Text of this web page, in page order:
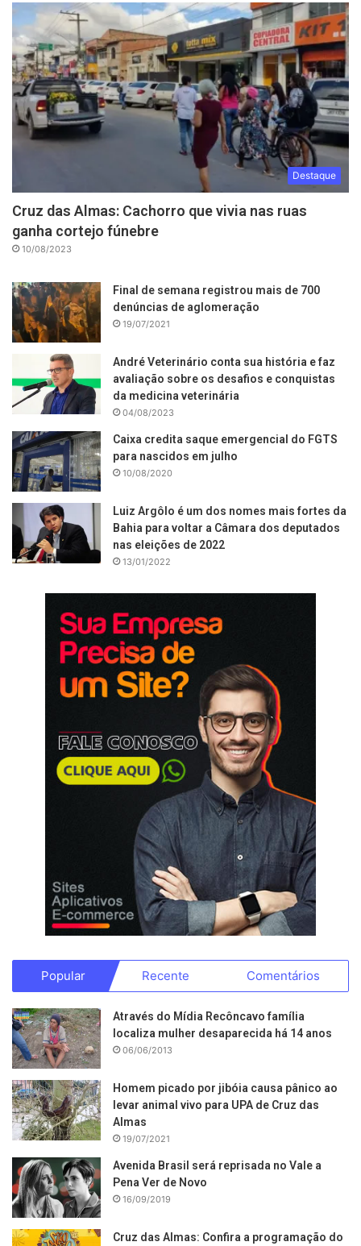
Destaque
Cruz das Almas: Cachorro que vivia nas ruas
ganha cortejo fúnebre
10/08/2023
Final de semana registrou mais de 700
denúncias de aglomeração
19/07/2021
André Veterinário conta sua história e faz
avaliação sobre os desafios e conquistas
da medicina veterinária
04/08/2023
Caixa credita saque emergencial do FGTS
para nascidos em julho
10/08/2020
Luiz Argôlo é um dos nomes mais fortes da
Bahia para voltar a Câmara dos deputados
nas eleições de 2022
13/01/2022
Popular Recente Comentários
Através do Mídia Recôncavo família
localiza mulher desaparecida há 14 anos
06/06/2013
Homem picado por jibóia causa pânico ao
levar animal vivo para UPA de Cruz das
Almas
19/07/2021
Avenida Brasil será reprisada no Vale a
Pena Ver de Novo
16/09/2019
Cruz das Almas: Confira a programação do